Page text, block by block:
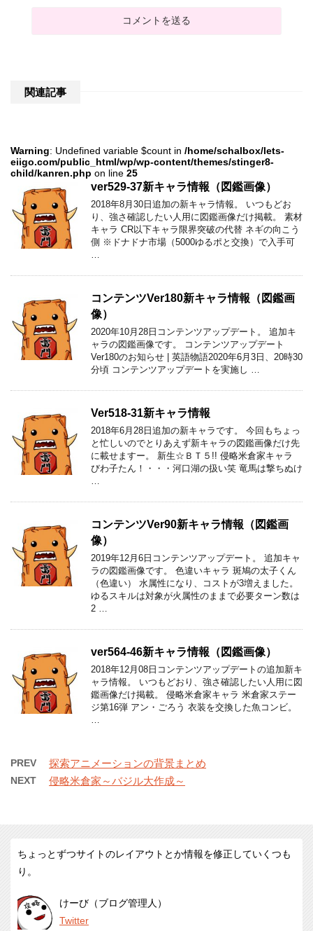
関連記事
Warning: Undefined variable $count in /home/schalbox/lets-
eiigo.com/public_html/wp/wp-content/themes/stinger8-
child/kanren.php on line 25
ver529-37新キャラ情報（図鑑画像）
2018年8月30日追加の新キャラ情報。 いつもどお
り、強さ確認したい人用に図鑑画像だけ掲載。 素材
キャラ CR以下キャラ限界突破の代替 ネギの向こう
側 ※ドナドナ市場（5000ゆるポと交換）で入手可
コンテンツVer180新キャラ情報（図鑑画
像）
2020年10月28日コンテンツアップデート。 追加キ
ャラの図鑑画像です。 コンテンツアップデート
Ver180のお知らせ | 英語物語2020年6月3日、20時30
分頃 コンテンツアップデートを実施し …
Ver518-31新キャラ情報
2018年6月28日追加の新キャラです。 今回もちょっ
と忙しいのでとりあえず新キャラの図鑑画像だけ先
に載せますー。 新生☆ＢＴ５!! 侵略米倉家キャラ
びわ子たん！・・・河口湖の扱い笑 竜馬は撃ちぬけ
コンテンツVer90新キャラ情報（図鑑画
像）
2019年12月6日コンテンツアップデート。 追加キャ
ラの図鑑画像です。 色違いキャラ 斑鳩の太子くん
（色違い） 水属性になり、コストが3増えました。
ゆるスキルは対象が火属性のままで必要ターン数は
2 …
ver564-46新キャラ情報（図鑑画像）
2018年12月08日コンテンツアップデートの追加新キ
ャラ情報。 いつもどおり、強さ確認したい人用に図
鑑画像だけ掲載。 侵略米倉家キャラ 米倉家ステー
ジ第16弾 アン・ごろう 衣装を交換した魚コンビ。
PREV 探索アニメーションの背景まとめ
NEXT 侵略米倉家～バジル大作成～
ちょっとずつサイトのレイアウトとか情報を修正していくつも
り。
けーび（ブログ管理人）
Twitter